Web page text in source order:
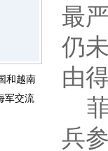
和越南
军交流
最
仍
由
菲
兵